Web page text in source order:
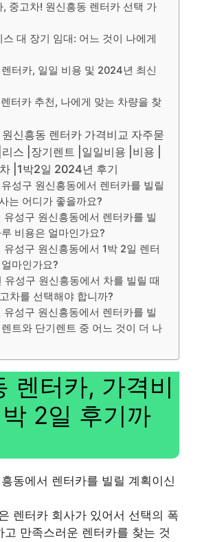
, 중고차! 원신흥동 렌터카 선택 가
스 대 장기 임대: 어느 것이 나에게
터카, 일일 비용 및 2024년 최신
터카 추천, 나에게 맞는 차량을 찾
신흥동 렌터카 가격비교 자주묻
스 |장기렌트 |일일비용 |비용 |
|1박2일 2024년 후기
성구 원신흥동에서 렌터카를 빌릴
는 어디가 좋을까요?
유성구 원신흥동에서 렌터카를 빌
비용은 얼마인가요?
유성구 원신흥동에서 1박 2일 렌터
마인가요?
유성구 원신흥동에서 차를 빌릴 때
차를 선택해야 합니까?
유성구 원신흥동에서 렌터카를 빌
트와 단기렌트 중 어느 것이 더 나
렌터카, 가격비
2일 후기까
동에서 렌터카를 빌릴 계획이신
렌터카 회사가 있어서 선택의 폭
고 만족스러운 렌터카를 찾는 것